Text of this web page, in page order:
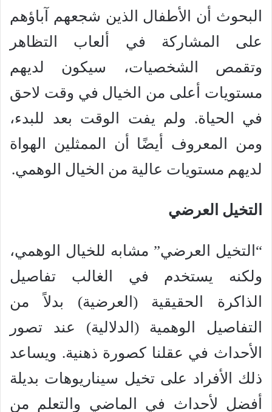
البحوث أن الأطفال الذين شجعهم آباؤهم
على المشاركة في ألعاب التظاهر
وتقمص الشخصيات، سيكون لديهم
مستويات أعلى من الخيال في وقت لاحق
في الحياة. ولم يفت الوقت بعد للبدء،
ومن المعروف أيضًا أن الممثلين الهواة
لديهم مستويات عالية من الخيال الوهمي.
التخيل العرضي
“التخيل العرضي” مشابه للخيال الوهمي،
ولكنه يستخدم في الغالب تفاصيل
الذاكرة الحقيقية (العرضية) بدلاً من
التفاصيل الوهمية (الدلالية) عند تصور
الأحداث في عقلنا كصورة ذهنية. ويساعد
ذلك الأفراد على تخيل سيناريوهات بديلة
أفضل لأحداث في الماضي والتعلم من